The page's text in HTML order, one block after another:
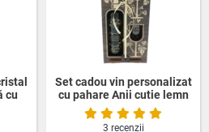
cu
Set cadou vin personalizat
cu pahare Anii cutie lemn
3 recenzii